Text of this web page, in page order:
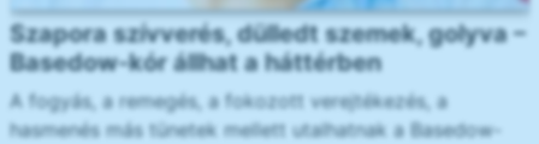
Szapora szívverés, dülledt szemek, golyva –
Basedow-kór állhat a háttérben
A fogyás, a remegés, a fokozott verejtékezés, a
hasmenés más tünetek mellett utalhatnak a Basedow-